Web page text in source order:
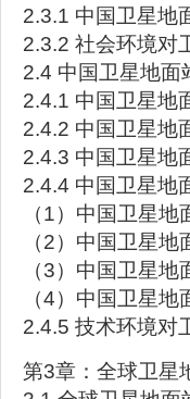
2.3.1 中国卫星地
2.3.2 社会环境对
2.4 中国卫星地面
2.4.1 中国卫星地
2.4.2 中国卫星地
2.4.3 中国卫星地
2.4.4 中国卫星地
（1）中国卫星
（2）中国卫星
（3）中国卫星
（4）中国卫星
2.4.5 技术环境对
第3章：全球卫星